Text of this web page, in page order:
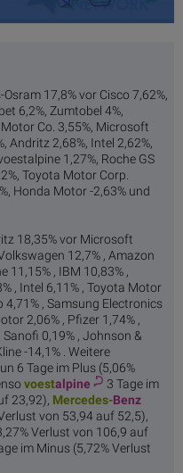
17,8% vor Cisco 7,62%,
6,2%, Zumtobel 4%,
Co. 3,55%, Microsoft
Andritz 2,68%, Intel 2,62%,
1,27%, Roche GS
Toyota Motor Corp.
Honda Motor -2,63% und
18,35% vor Microsoft
12,7% , Amazon
11,15% , IBM 10,83% ,
, Intel 6,11% , Toyota Motor
4,71% , Samsung Electronics
2,06% , Pfizer 1,74% ,
Sanofi 0,19% , Johnson &
-14,1% . Weitere
6 Tage im Plus (5,06%
voestalpine
3 Tage im
23,92), Mercedes-Benz
von 53,94 auf 52,5),
Verlust von 106,9 auf
im Minus (5,72% Verlust